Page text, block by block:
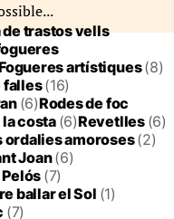
de trastos vells
artístiques(8)
falles(16)
(6)Rodes de foc
la costa(6)Revetlles (6)
ordalies amoroses(2)
Joan(6)
(7)
ballar el Sol (1)
(7)